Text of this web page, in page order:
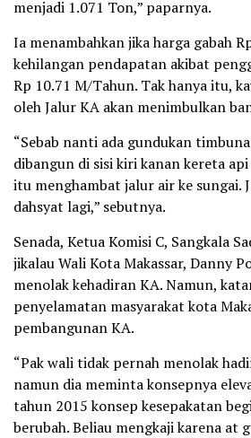
menjadi 1.071 Ton,” paparnya.
Ia menambahkan jika harga gabah
kehilangan pendapatan akibat
Rp 10.71 M/Tahun. Tak hanya itu,
oleh Jalur KA akan menimbulkan
“Sebab nanti ada gundukan
dibangun di sisi kiri kanan kereta
itu menghambat jalur air ke sungai.
dahsyat lagi,” sebutnya.
Senada, Ketua Komisi C, Sangkala
jikalau Wali Kota Makassar, Danny
menolak kehadiran KA. Namun,
penyelamatan masyarakat kota
pembangunan KA.
“Pak wali tidak pernah menolak
namun dia meminta konsepnya
tahun 2015 konsep kesepakatan
berubah. Beliau mengkaji karena at